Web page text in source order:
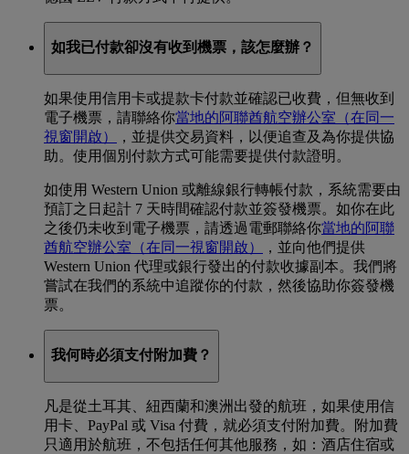
如我已付款卻沒有收到機票，該怎麼辦？
如果使用信用卡或提款卡付款並確認已收費，但無收到
電子機票，請聯絡你當地的阿聯酋航空辦公室 （在同一
視窗開啟）
，並提供交易資料，以便追查及為你提供協
助。使用個別付款方式可能需要提供付款證明。
如使用 Western Union 或離線銀行轉帳付款，系統需要由
預訂之日起計 7 天時間確認付款並簽發機票。如你在此
之後仍未收到電子機票，請透過電郵聯絡你當地的阿聯
酋航空辦公室 （在同一視窗開啟）
，並向他們提供
Western Union 代理或銀行發出的付款收據副本。我們將
嘗試在我們的系統中追蹤你的付款，然後協助你簽發機
票。
我何時必須支付附加費？
凡是從土耳其、紐西蘭和澳洲出發的航班，如果使用信
用卡、PayPal 或 Visa 付費，就必須支付附加費。附加費
只適用於航班，不包括任何其他服務，如：酒店住宿或